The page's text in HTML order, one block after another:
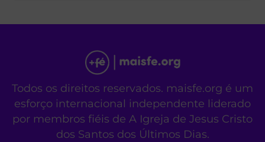
Todos os direitos reservados. maisfe.org é um
esforço internacional independente liderado
por membros fiéis de A Igreja de Jesus Cristo
dos Santos dos Últimos Dias.